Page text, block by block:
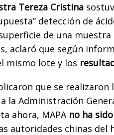
Tereza Cristina
detección de
de una muestra
aclaró que según
mismo lote y los
que se realizaron
la Administración
ahora, MAPA no ha
autoridades chinas del